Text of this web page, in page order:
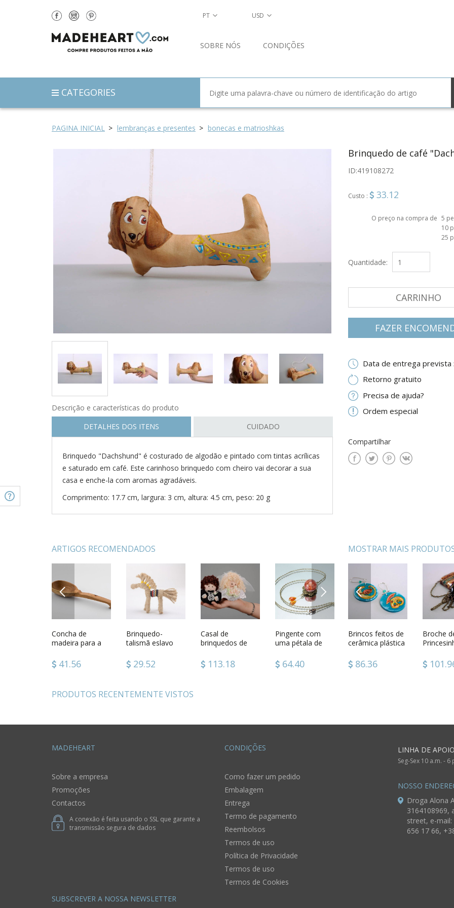
PAGINA INICIAL lembranças e presentes bonecas e matrioshkas
Brinquedo de café
ID:419108272
Custo : 33.12
O preço na compra de 5
10
25
Quantidade:
CARRINHO
FAZER
Data de entrega prevista
Retorno gratuito
Precisa de ajuda?
Ordem especial
Compartilhar
Descrição e características do produto
DETALHES DOS ITENS
CUIDADO
Brinquedo "Dachshund" é costurado de algodão e pintado com tintas acrílicas
e saturado em café. Este carinhoso brinquedo com cheiro vai decorar a sua
casa e enche-la com aromas agradáveis.
Comprimento: 17.7 cm, largura: 3 cm, altura: 4.5 cm, peso: 20 g
ARTIGOS RECOMENDADOS
PREVIOUS
Concha de
madeira para a
41.56
Brinquedo-
talismã eslavo
mão29.52
Casal de
brinquedos de
113.18
Pingente com
uma pétala de
64.40
Cruz de pescoço
de madeira
345.60
com
49.64
NEXT
MOSTRAR MAIS
PREVIOUS
Pingente Coração
da época
70.96
Colar branco de
pérolas, quartzo
137.72
Pingente de
cerâmica plástica
76.96
Brincos
artesanais
101.96
Brincos feitos de
cerâmica plástica
86.36
Broche
PRODUTOS RECENTEMENTE VISTOS
PT USD
SOBRE NÓS CONDIÇÕES
CATEGORIES
MADEHEART
Sobre a empresa
Promoções
Contactos
A conexão é feita usando o SSL que garante a
transmissão segura de dados
CONDIÇÕES
Como fazer um pedido
Embalagem
Entrega
Termo de pagamento
Reembolsos
Termos de uso
Política de Privacidade
Termos de uso
Termos de Cookies
LINHA DE
Seg-Sex 10 a.m. - 6
NOSSO
Droga Alona
3164108969,
street, e-mail:
656 17 66,
SUBSCREVER A NOSSA NEWSLETTER